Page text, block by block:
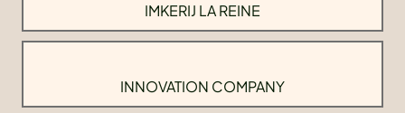
IMKERIJ LA REINE
INNOVATION COMPANY